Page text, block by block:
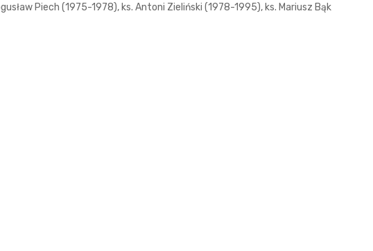
Piech (1975-1978), ks. Antoni Zieliński (1978-1995), ks. Mariusz Bąk